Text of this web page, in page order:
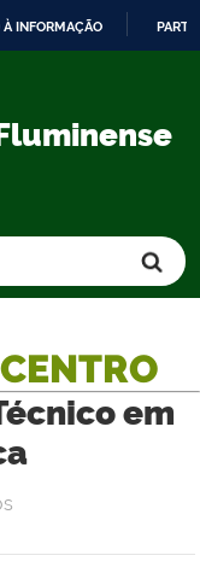
À INFORMAÇÃO
em